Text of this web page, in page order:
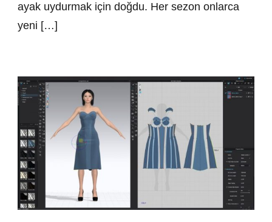
ayak uydurmak için doğdu. Her sezon onlarca
yeni […]